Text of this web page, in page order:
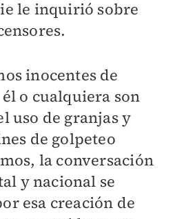
le inquirió sobre
inocentes de
o cualquiera son
uso de granjas y
de golpeteo
la conversación
y nacional se
esa creación de